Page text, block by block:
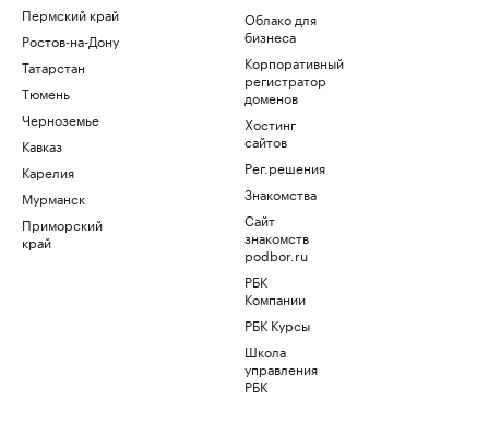
Пермский край
Ростов-на-Дону
Татарстан
Тюмень
Черноземье
Кавказ
Карелия
Мурманск
Приморский
край
Облако для
бизнеса
Корпоративный
регистратор
доменов
Хостинг
сайтов
Рег.решения
Знакомства
Сайт
знакомств
podbor.ru
РБК
Компании
РБК Курсы
Школа
управления
РБК